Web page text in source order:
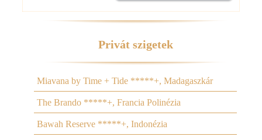
Privát szigetek
Miavana by Time + Tide *****+, Madagaszkár
The Brando *****+, Francia Polinézia
Bawah Reserve *****+, Indonézia